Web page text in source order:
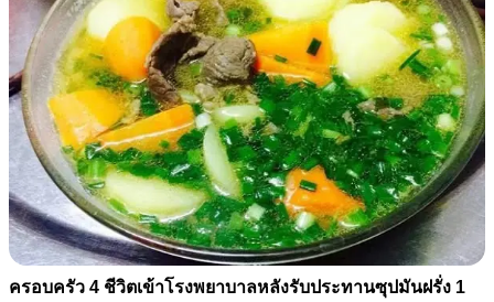
ครอบครัว 4 ชีวิตเข้าโรงพยาบาลหลังรับประทานซุปมันฝรั่ง 1